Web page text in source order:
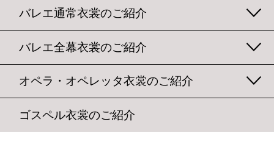
バレエ通常衣裳のご紹介
バレエ全幕衣裳のご紹介
オペラ・オペレッタ衣裳のご紹介
ゴスペル衣裳のご紹介